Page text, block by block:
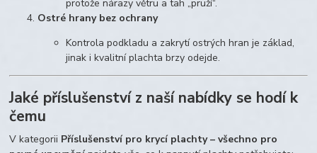
protože nárazy větru a tah „pruží“.
Ostré hrany bez ochrany
Kontrola podkladu a zakrytí ostrých hran je základ,
jinak i kvalitní plachta brzy odejde.
Jaké příslušenství z naší nabídky se hodí k
čemu
V kategorii Příslušenství pro krycí plachty – všechno pro